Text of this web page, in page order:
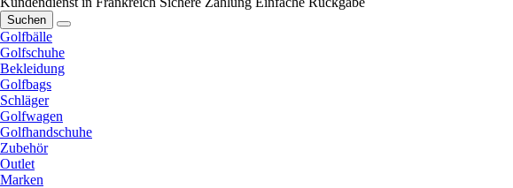
Suchen
Golfbälle
Golfschuhe
Bekleidung
Golfbags
Schläger
Golfwagen
Golfhandschuhe
Zubehör
Outlet
Marken